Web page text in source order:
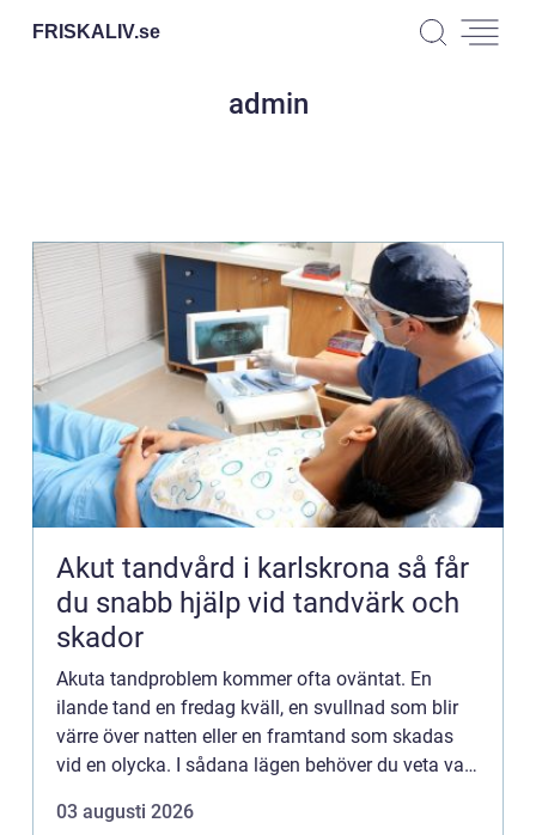
FRISKALIV.se
admin
Akut tandvård i karlskrona så får
du snabb hjälp vid tandvärk och
skador
Akuta tandproblem kommer ofta oväntat. En
ilande tand en fredag kväll, en svullnad som blir
värre över natten eller en framtand som skadas
vid en olycka. I sådana lägen behöver du veta vart
tandvård i Karlskr...
03 augusti 2026